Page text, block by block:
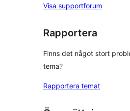
Visa supportforum
Rapportera
Finns det något stort
tema?
Rapportera temat